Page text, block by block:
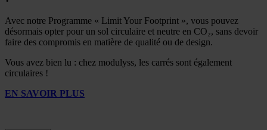
Avec notre Programme « Limit Your Footprint », vous pouvez
désormais opter pour un sol circulaire et neutre en CO₂, sans devoir
faire des compromis en matière de qualité ou de design.
Vous avez bien lu : chez modulyss, les carrés sont également
circulaires !
EN SAVOIR PLUS